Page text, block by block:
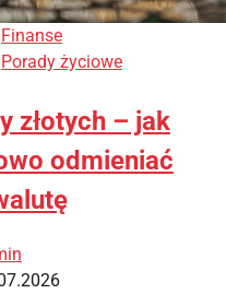
Finanse
Porady życiowe
złotych – jak
odmieniać